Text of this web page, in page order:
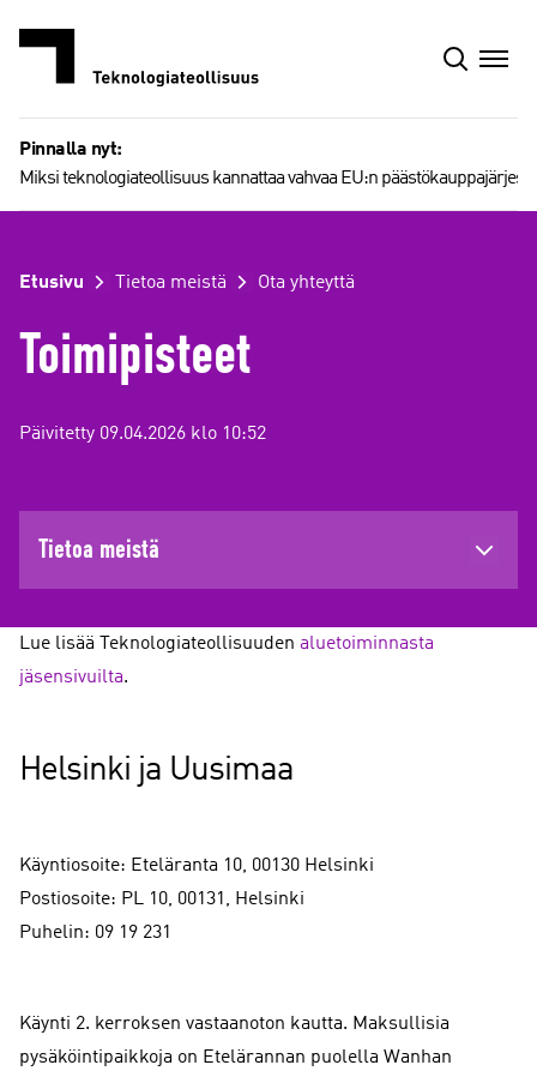
Pinnalla nyt:
Miksi teknologiateollisuus kannattaa vahvaa EU:n
Etusivu Tietoa meistä Ota yhteyttä
Toimipisteet
Päivitetty 09.04.2026 klo 10:52
Tietoa meistä
Lue lisää Teknologiateollisuuden aluetoiminnasta
jäsensivuilta.
Helsinki ja Uusimaa
Käyntiosoite: Eteläranta 10, 00130 Helsinki
Postiosoite: PL 10, 00131, Helsinki
Puhelin: 09 19 231
Käynti 2. kerroksen vastaanoton kautta. Maksullisia
pysäköintipaikkoja on Etelärannan puolella Wanhan